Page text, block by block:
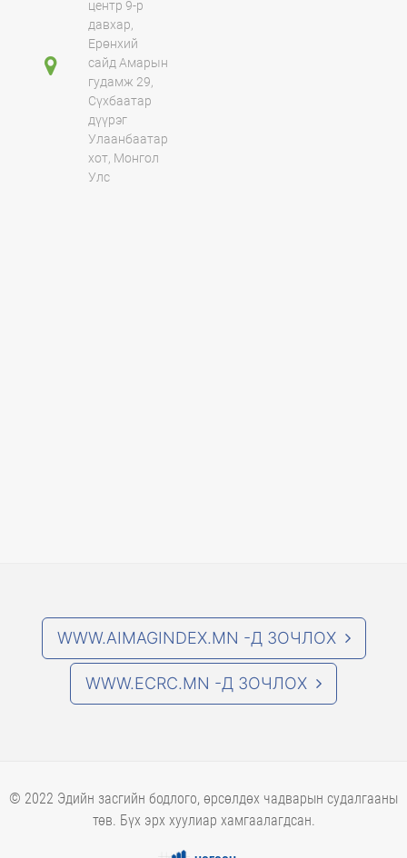
центр 9-р
давхар,
Ерөнхий
сайд Амарын
гудамж 29,
Сүхбаатар
дүүрэг
Улаанбаатар
хот, Монгол
Улс
WWW.AIMAGINDEX.MN -Д ЗОЧЛОХ
WWW.ECRC.MN -Д ЗОЧЛОХ
© 2022 Эдийн засгийн бодлого, өрсөлдөх чадварын судалгааны
төв. Бүх эрх хуулиар хамгаалагдсан.